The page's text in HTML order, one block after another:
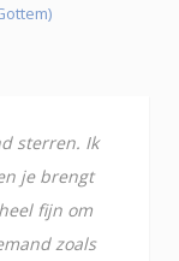
sterren. Ik
je brengt
fijn om
zoals